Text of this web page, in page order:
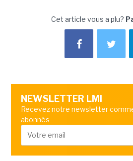
Cet article vous a plu?
NEWSLETTER LMI
Recevez notre newsletter
abonnés